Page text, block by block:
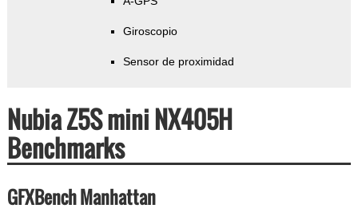
Giroscopio
Sensor de proximidad
Nubia Z5S mini NX405H
Benchmarks
GFXBench Manhattan